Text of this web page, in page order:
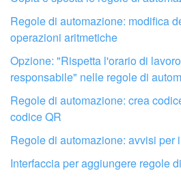
professionista
Regole di automazione: modifica
operazioni aritmetiche
Opzione: "Rispetta l'orario di
responsabile" nelle regole di
Regole di automazione: crea
codice QR
Regole di automazione: avvisi per
Interfaccia per aggiungere regole